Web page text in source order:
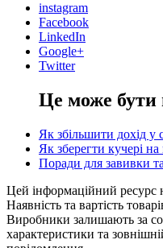
instagram
Facebook
LinkedIn
Google+
Twitter
Це може бути
Як збільшити дохід у
Як зберегти кучері на
Поради для завивки
Цей інформаційний ресурс
Наявність та вартість
Виробники залишають за
характеристики та